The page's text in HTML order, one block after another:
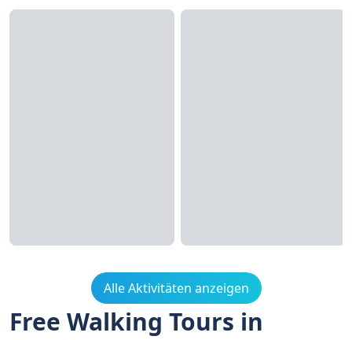
Alle Aktivitäten anzeigen
Free Walking Tours in